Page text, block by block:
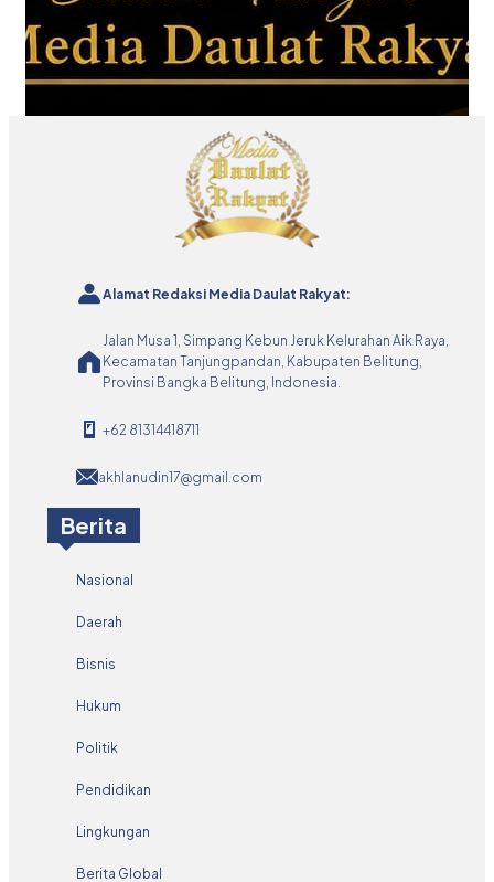
Alamat Redaksi Media Daulat Rakyat:
Jalan Musa 1, Simpang Kebun Jeruk Kelurahan Aik Raya,
Kecamatan Tanjungpandan, Kabupaten Belitung,
Provinsi Bangka Belitung, Indonesia.
+62 81314418711
akhlanudin17@gmail.com
Berita
Nasional
Daerah
Bisnis
Hukum
Politik
Pendidikan
Lingkungan
Berita Global